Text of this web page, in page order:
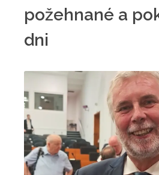
požehnané a
dni